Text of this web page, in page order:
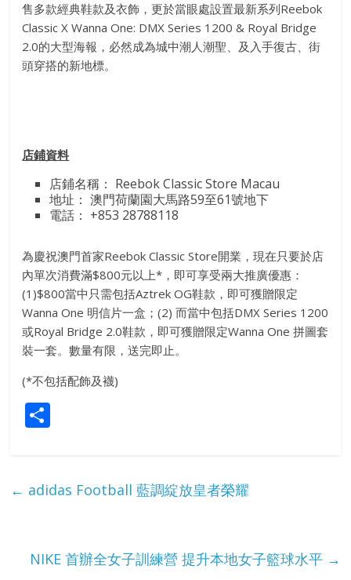
售多款經典鞋款及衣飾，更於當眼處設置最新系列Reebok
Classic X Wanna One: DMX Series 1200 & Royal Bridge
2.0的大型海報，必然成為城中潮人潮聖、及入手復古、街
頭穿搭的新地標。
店鋪資料
店鋪名稱： Reebok Classic Store Macau
地址： 澳門荷蘭園大馬路59至61號地下
電話： +853 28788118
為慶祝澳門首家Reebok Classic Store開業，現在只要於店
內單次消費滿$800元以上*，即可享受兩大推廣優惠：
(1)$800當中只需包括Aztrek OG鞋款，即可獲贈限定
Wanna One 明信片一盒；(2) 而當中包括DMX Series 1200
或Royal Bridge 2.0鞋款，即可獲贈限定Wanna One 拼圖套
裝一套。數量有限，送完即止。
(*不包括配飾及襪)
e
← adidas Football 藍調綻放皇者榮耀
NIKE 首辦全女子訓練營 提升本地女子籃球水平 →